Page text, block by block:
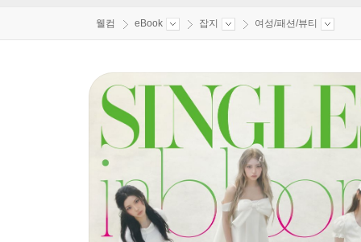
웰컴 eBook 잡지 여성/패션/뷰티